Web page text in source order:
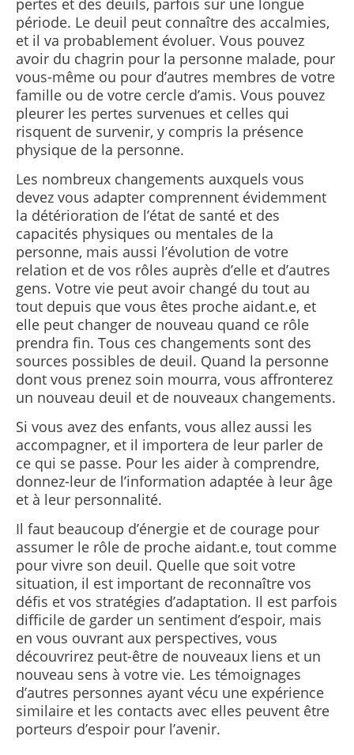
pertes et des deuils, parfois sur une longue
période. Le deuil peut connaître des accalmies,
et il va probablement évoluer. Vous pouvez
avoir du chagrin pour la personne malade, pour
vous-même ou pour d’autres membres de votre
famille ou de votre cercle d’amis. Vous pouvez
pleurer les pertes survenues et celles qui
risquent de survenir, y compris la présence
physique de la personne.
Les nombreux changements auxquels vous
devez vous adapter comprennent évidemment
la détérioration de l’état de santé et des
capacités physiques ou mentales de la
personne, mais aussi l’évolution de votre
relation et de vos rôles auprès d’elle et d’autres
gens. Votre vie peut avoir changé du tout au
tout depuis que vous êtes proche aidant.e, et
elle peut changer de nouveau quand ce rôle
prendra fin. Tous ces changements sont des
sources possibles de deuil. Quand la personne
dont vous prenez soin mourra, vous affronterez
un nouveau deuil et de nouveaux changements.
Si vous avez des enfants, vous allez aussi les
accompagner, et il importera de leur parler de
ce qui se passe. Pour les aider à comprendre,
donnez-leur de l’information adaptée à leur âge
et à leur personnalité.
Il faut beaucoup d’énergie et de courage pour
assumer le rôle de proche aidant.e, tout comme
pour vivre son deuil. Quelle que soit votre
situation, il est important de reconnaître vos
défis et vos stratégies d’adaptation. Il est parfois
difficile de garder un sentiment d’espoir, mais
en vous ouvrant aux perspectives, vous
découvrirez peut-être de nouveaux liens et un
nouveau sens à votre vie. Les témoignages
d’autres personnes ayant vécu une expérience
similaire et les contacts avec elles peuvent être
porteurs d’espoir pour l’avenir.